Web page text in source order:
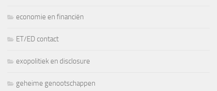
economie en financiën
ET/ED contact
exopolitiek en disclosure
geheime genootschappen